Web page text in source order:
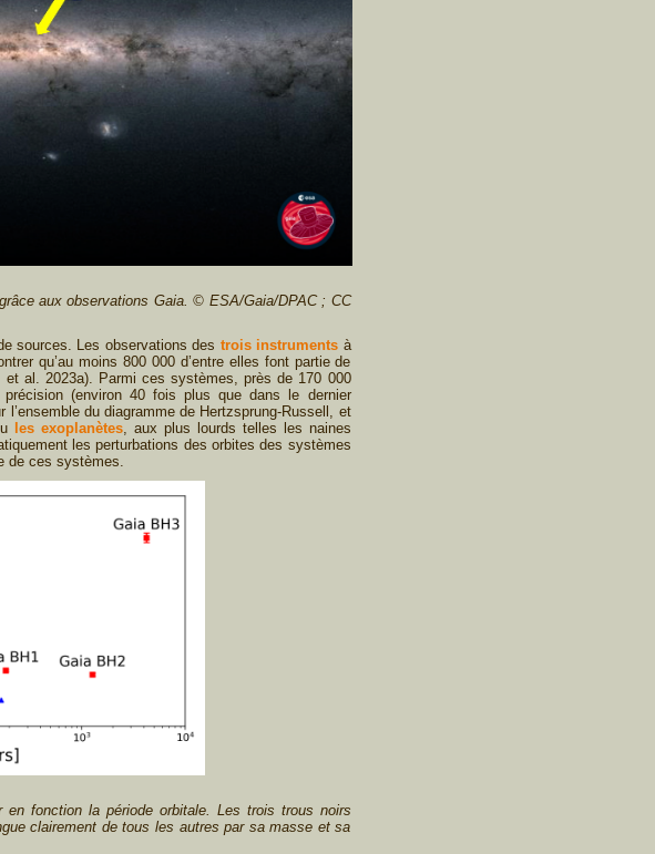
aux observations Gaia. © ESA/Gaia/DPAC ; CC
sources. Les observations des trois instruments à
qu’au moins 800 000 d’entre elles font partie de
al. 2023a). Parmi ces systèmes, près de 170 000
(environ 40 fois plus que dans le dernier
du diagramme de Hertzsprung-Russell, et
les exoplanètes, aux plus lourds telles les naines
les perturbations des orbites des systèmes
de ces systèmes.
fonction la période orbitale. Les trois trous noirs
clairement de tous les autres par sa masse et sa